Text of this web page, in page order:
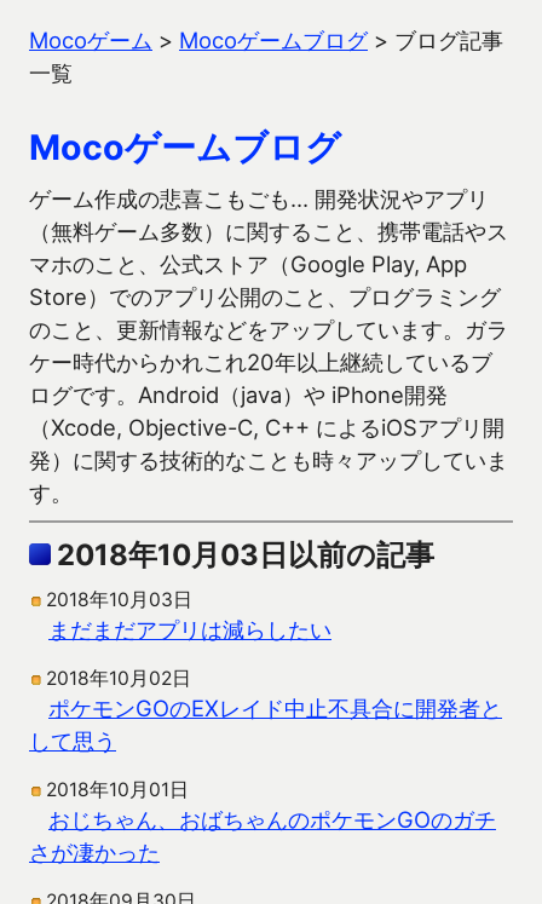
Mocoゲーム > Mocoゲームブログ> ブログ記事
一覧
Mocoゲームブログ
ゲーム作成の悲喜こもごも… 開発状況やアプリ
（無料ゲーム多数）に関すること、携帯電話やス
マホのこと、公式ストア（Google Play, App
Store）でのアプリ公開のこと、プログラミング
のこと、更新情報などをアップしています。ガラ
ケー時代からかれこれ20年以上継続しているブ
ログです。Android（java）や iPhone開発
（Xcode, Objective-C, C++ によるiOSアプリ開
発）に関する技術的なことも時々アップしていま
す。
2018年10月03日以前の記事
2018年10月03日
まだまだアプリは減らしたい
2018年10月02日
ポケモンGOのEXレイド中止不具合に開発者と
して思う
2018年10月01日
おじちゃん、おばちゃんのポケモンGOのガチ
さが凄かった